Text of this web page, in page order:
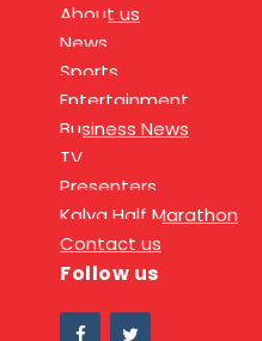
About us
News
Sports
Entertainment
Business News
TV
Presenters
Kalya Half Marathon
Contact us
Follow us